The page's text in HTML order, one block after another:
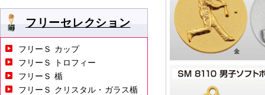
フリーセレクション
フリーＳ カップ
フリーＳ トロフィー
フリーＳ 楯
フリーＳ クリスタル・ガラス楯